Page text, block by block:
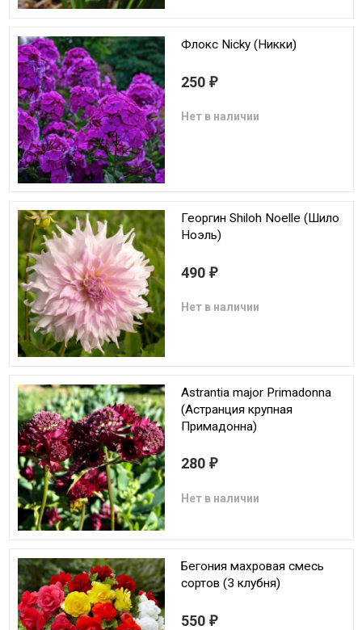
Флокс Nicky (Никки)
250 ₽
Нет в наличии
Георгин Shiloh Noelle (Шило
Ноэль)
490 ₽
Нет в наличии
Astrantia major Primadonna
(Астранция крупная
Примадонна)
280 ₽
Нет в наличии
Бегония махровая смесь
сортов (3 клубня)
550 ₽